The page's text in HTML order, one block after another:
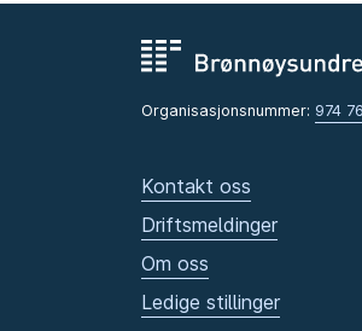
Organisasjonsnummer: 974
Kontakt oss
Driftsmeldinger
Om oss
Ledige stillinger